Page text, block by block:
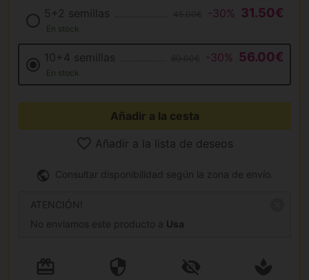
5+2 semillas -30% 31.50€
En stock
10+4 semillas -30% 56.00€
En stock
Añadir a la cesta
Añadir a la lista de deseos
Consultar disponibilidad según la zona de envío.
ATENCIÓN!
No enviamos este producto a Usa